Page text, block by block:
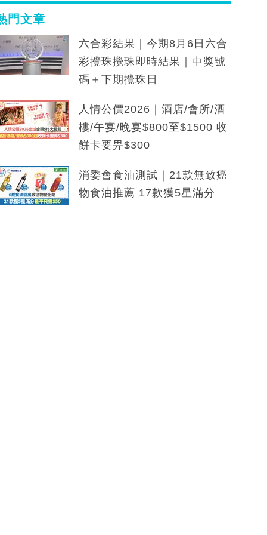
門文章
六合彩結果｜今期8月6日六合
彩攪珠攪珠即時結果｜中獎號
碼＋下期攪珠日
人情公價2026｜酒店/會所/酒
樓/午宴/晚宴$800至$1500 收
餅卡要畀$300
消委會食油測試｜21款無致癌
物食油推薦 17款獲5星滿分